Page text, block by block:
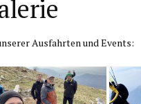
Ausfahrten und Events: